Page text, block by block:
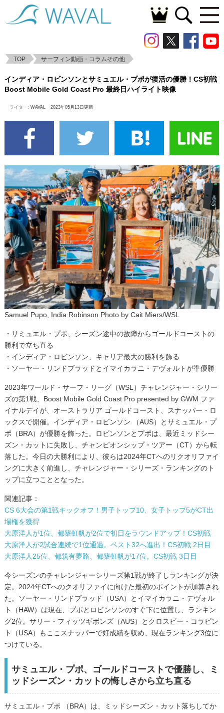
TOP サーフィン動画・コラムその他
ポが復活の優勝！CS初戦 Boost Mobile
Gold Coast Pro 最終日ハイライト映像
インディア・ロビンソンとサミュエル・プポが復活の優勝！CS初戦
Boost Mobile Gold Coast Pro 最終日ハイライト映像
ライター: WAVAL 2023年05月13日更新
Samuel Pupo, India Robinson Photo by Cait Miers/WSL
・サミュエル・プポ、シーズン途中の故障からゴールドコーストの
勝利で立ち直る
・インディア・ロビンソン、キャリア最大の勝利を飾る
・ソーヤー・リンドブラッドとイマイカラニ・デヴォルトが準優勝
2023年ワールド・サーフ・リーグ（WSL）チャレンジャー・シリー
ズの第1戦、Boost Mobile Gold Coast Pro presented by GWM ファ
イナルデイが、オーストラリア ゴールドコースト、スナッパー・ロ
ックスで開催。インディア・ロビンソン （AUS）とサミュエル・プ
ポ（BRA）が優勝を飾った。ロビンソンとプポは、最近ミッドシー
ズン・カットに失敗し、チャンピオンシップ・ツアー（CT）から転
落した。今日の大勝利により、彼らは2024年CTへのリクオリファイ
ングに大きく前進し、チャレンジャー・シリーズ・ランキングのト
ップに立つこととなった。
関連記事：
CS 6大会の第1戦キックオフ！男子トップ10、女子トップ5がCT出
場権を獲得
大原洋人が1位、都築虹帆が2位で初日をラウンドアップ！CS初戦
大原洋人が2試合連続で1位通過。ベスト32へ進出！CS初戦 2日目
大原洋人25位、都筑有夢路、都築虹帆が17位。CS初戦 3日目
今シーズンのチャレンジャーシリーズ第1戦が終了しランキングが決
定。2024年CTへのクオリファイに向けた最初のポイントが加算され
た。ソーヤー・リンドブラッド（USA）とイマイカラニ・デヴォル
ト（HAW）は現在、プポとロビンソンのすぐ下に位置し、ランキン
グ2位。サリー・フィッツギボンズ（AUS）とクロスビー・コラピン
ト（USA）もここスナッパーで好成績を収め、現在ランキング3位に
つけている。
サミュエル・プポ、ゴールドコーストで優勝し、ミ
ッドシーズン・カットの悔しさから立ち直る
サミュエル・プポ （BRA）は、ミッドシーズン・カット落ちしてか